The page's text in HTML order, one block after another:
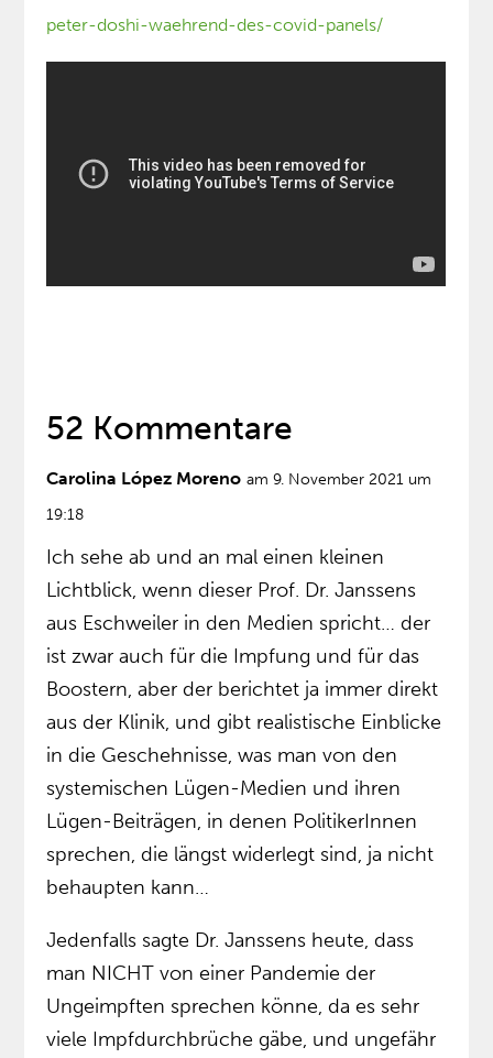
peter-doshi-waehrend-des-covid-panels/
52 Kommentare
Carolina López Moreno am 9. November 2021 um
19:18
Ich sehe ab und an mal einen kleinen
Lichtblick, wenn dieser Prof. Dr. Janssens
aus Eschweiler in den Medien spricht… der
ist zwar auch für die Impfung und für das
Boostern, aber der berichtet ja immer direkt
aus der Klinik, und gibt realistische Einblicke
in die Geschehnisse, was man von den
systemischen Lügen-Medien und ihren
Lügen-Beiträgen, in denen PolitikerInnen
sprechen, die längst widerlegt sind, ja nicht
behaupten kann…
Jedenfalls sagte Dr. Janssens heute, dass
man NICHT von einer Pandemie der
Ungeimpften sprechen könne, da es sehr
viele Impfdurchbrüche gäbe, und ungefähr